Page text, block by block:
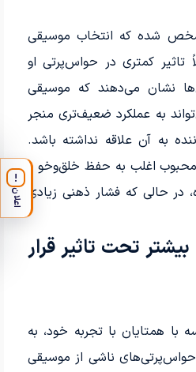
شده که انتخاب موسیقی
تاثیر کمتری در حواس‌پرتی او
نشان می‌دهند که موسیقی
به عملکرد ضعیف‌تری منجر
به آن علاقه نداشته باشد.
محبوب اغلب به حفظ خلق‌وخو و
حالی که فشار ذهنی زیادی
بیشتر تحت تاثیر قرار
با همتایان با تجربه خود، به
ناشی از موسیقی
!
اعلان